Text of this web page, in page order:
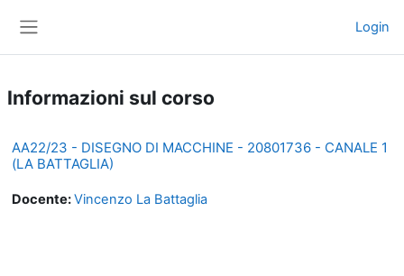
Login
Informazioni sul corso
AA22/23 - DISEGNO DI MACCHINE - 20801736 - CANALE 1
(LA BATTAGLIA)
Docente:Vincenzo La Battaglia